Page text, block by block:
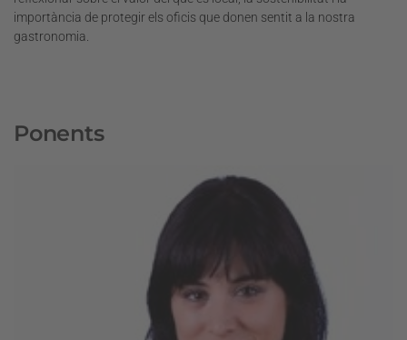
importància de protegir els oficis que donen sentit a la nostra
gastronomia.
Ponents